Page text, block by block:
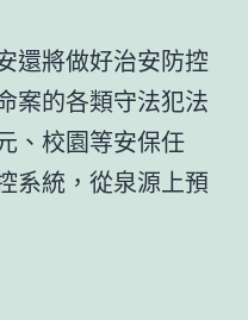
還將做好治安防控
案的各類守法犯法
、校園等安保任
系統，從泉源上預